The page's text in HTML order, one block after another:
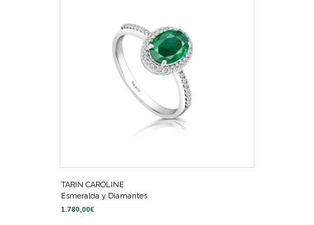
TARIN CAROLINE
Esmeralda y Diamantes
1.780,00€